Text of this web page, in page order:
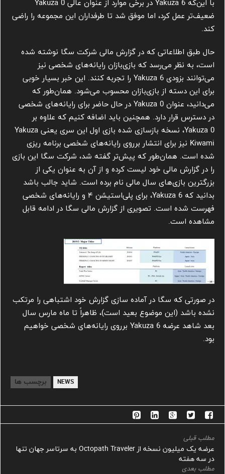
با این‌که Yakuza 6 در برخی موارد از عنوان عالی Yakuza 0
ضعیف‌تر عمل کرد، اما موفق شد تا طرفداران این مجموعه را راضی
کند.
حال طبق اطلاعاتی که در گزارش مالی شرکت سگا نوشته شده
است، به نظر می‌رسد که بازی‌بازان رایانه‌های شخصی نیز
می‌توانند بزودی Yakuza 6 را تجربه کنند. این خبر بسیار خوبی
برای این دسته از بازی‌بازان محسوب می‌شود. همان‌طور که
می‌دانید، عنوان Yakuza 0 در حال حاضر برای رایانه‌های شخصی
در دسترس قرار دارد. همچنین باید اضافه کنیم که علاوه بر
Yakuza 0، نسخه بازسازی شده بازی اول این سری یعنی Yakuza
Kiwami نیز برای انتشار برروی رایانه‌های شخصی برنامه ریزی
شده است. همان‌طور که پیش‌تر گفته شد، شرکت سگا این بازی
را در گزارش مالی خود لیست کرده و از آن به عنوان یکی از
بزرگترین بازی‌های سال مالی نام برده است. شاید جالب باشد
بدانید که Yakuza 6، برای پلی‌استیشن ۴ و رایانه‌های شخصی
فهرست شده است. تصویری از گزارش مالی سگا در ادامه قابل
مشاهده است.
در صورتی که سگا در آماده سازی گزارش خود اشتباهی را مرتکب
نشده باشد (این موضوع بعید است)، ظاهراً تا ماه مارس سال
بعد شاهد عرضه Yakuza 6 برروی رایانه‌های شخصی خواهیم
بود.
برچسب ها NEWS
مطلب قبلی
عرضه یک میلیون نسخه از Octopath Traveler به سرتاسر جهان تنها
در سه هفته
مطلب بعدی